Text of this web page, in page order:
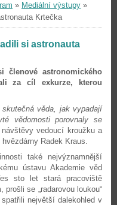
» Mediální výstupy »
Krtečka
si astronauta
členové astronomického
za cíl exkurze, kterou
věda, jak vypadají
vědomosti porovnaly se
vedoucí kroužku a
Radek Kraus.
také nejvýznamnější
ústavu Akademie věd
sto let stará pracoviště
se „radarovou loukou“
největší dalekohled v